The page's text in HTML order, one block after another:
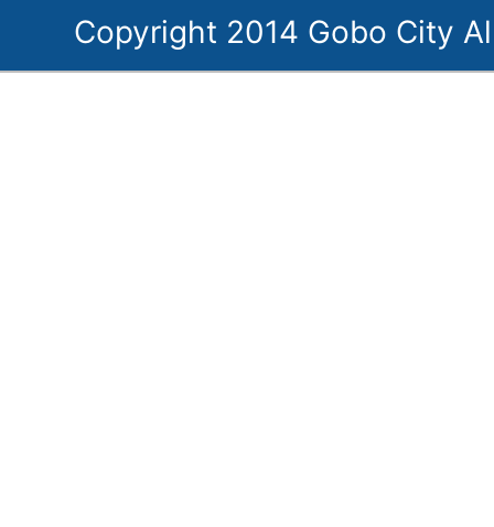
Copyright 2014 Gobo City